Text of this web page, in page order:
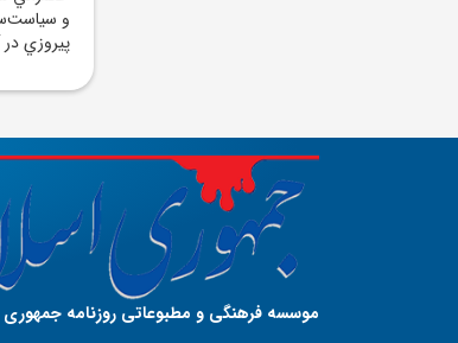
و
پيروزي
موسسه فرهنگی و مطبوعاتی روزنامه جمهوری